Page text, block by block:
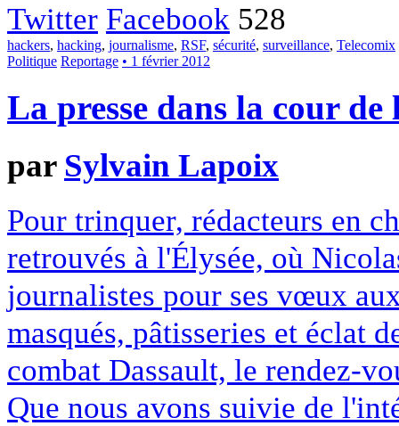
Twitter Facebook 528
hackers, hacking, journalisme, RSF, sécurité, surveillance, Telecomix
Politique Reportage • 1 février 2012
La presse dans la cour de
par Sylvain Lapoix
Pour trinquer, rédacteurs en
retrouvés à l'Élysée, où
journalistes pour ses vœux
masqués, pâtisseries et éclat
combat Dassault, le rendez-
Que nous avons suivie de